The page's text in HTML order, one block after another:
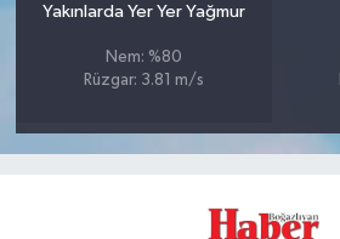
Yakınlarda Yer Yer Yağmur
Nem: %80
Rüzgar: 3.81 m/s